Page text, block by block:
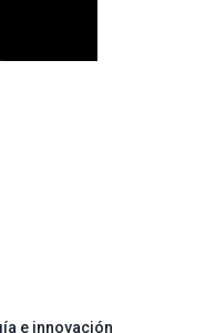
e innovación